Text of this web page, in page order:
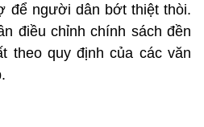
để người dân bớt thiệt thòi.
điều chỉnh chính sách đền
theo quy định của các văn